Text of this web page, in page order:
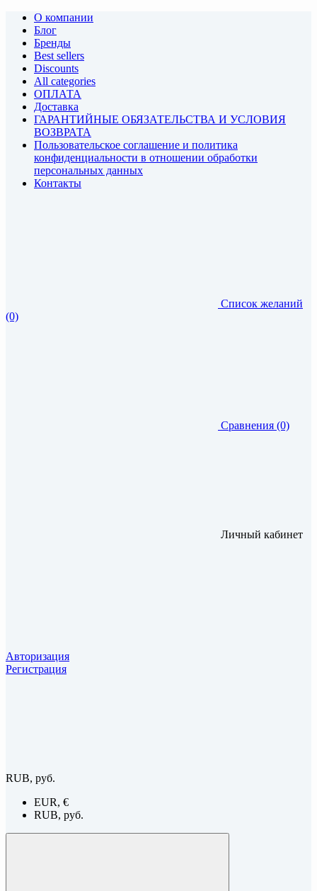
О компании
Блог
Бренды
Best sellers
Discounts
All categories
ОПЛАТА
Доставка
ГАРАНТИЙНЫЕ ОБЯЗАТЕЛЬСТВА И УСЛОВИЯ
ВОЗВРАТА
Пользовательское соглашение и политика
конфиденциальности в отношении обработки
персональных данных
Контакты
Список желаний
(0)
Сравнения (0)
Личный кабинет
Авторизация
Регистрация
RUB, руб.
EUR, €
RUB, руб.